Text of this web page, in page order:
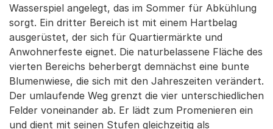
Wasserspiel angelegt, das im Sommer für Abkühlung
sorgt. Ein dritter Bereich ist mit einem Hartbelag
ausgerüstet, der sich für Quartiermärkte und
Anwohnerfeste eignet. Die naturbelassene Fläche des
vierten Bereichs beherbergt demnächst eine bunte
Blumenwiese, die sich mit den Jahreszeiten verändert.
Der umlaufende Weg grenzt die vier unterschiedlichen
Felder voneinander ab. Er lädt zum Promenieren ein
und dient mit seinen Stufen gleichzeitig als